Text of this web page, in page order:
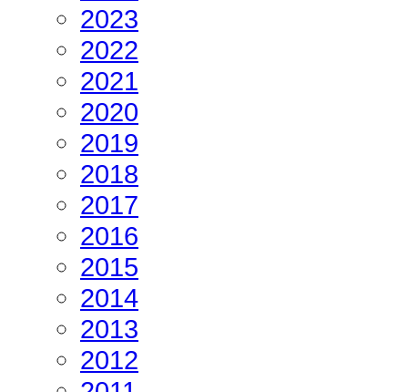
2023
2022
2021
2020
2019
2018
2017
2016
2015
2014
2013
2012